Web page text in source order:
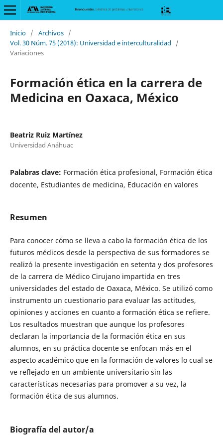
Inicio / Archivos /
Vol. 30 Núm. 75 (2018): Universidad e interculturalidad
/
Variaciones
Formación ética en la carrera de
Medicina en Oaxaca, México
Beatriz Ruiz Martínez
Universidad Anáhuac
Palabras clave: Formación ética profesional, Formación ética
docente, Estudiantes de medicina, Educación en valores
Resumen
Para conocer cómo se lleva a cabo la formación ética de los
futuros médicos desde la perspectiva de sus formadores se
realizó la presente investigación en setenta y dos profesores
de la carrera de Médico Cirujano impartida en tres
universidades del estado de Oaxaca, México. Se utilizó como
instrumento un cuestionario para evaluar las actitudes,
opiniones y acciones en cuanto a formación ética se refiere.
Los resultados muestran que aunque los profesores
declaran la importancia de la formación ética en sus
alumnos, en su práctica docente se enfocan más en el
aspecto académico que en la formación de valores lo cual se
ve reflejado en un ambiente universitario sin las
características necesarias para promover a su vez, la
formación ética de sus alumnos.
Biografía del autor/a